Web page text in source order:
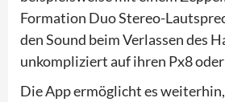
Formation Duo Stereo-
den Sound beim Verlassen des
unkompliziert auf ihren Px8
Die App ermöglicht es